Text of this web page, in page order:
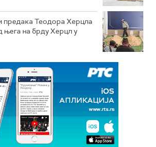
предака Теодора Херцла
њега на брду Херцл у